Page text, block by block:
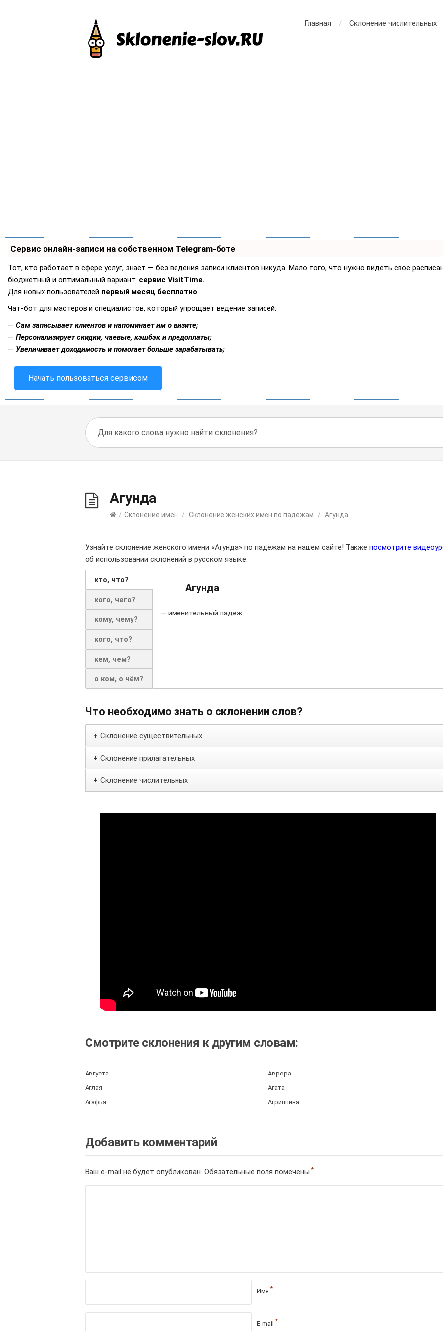
Главная Склонение числительных
Сервис онлайн-записи на собственном Telegram-боте
Тот, кто работает в сфере услуг, знает — без ведения записи клиентов никуда. Мало того, что нужно видеть свое
бюджетный и оптимальный вариант: сервис VisitTime.
Для новых пользователей первый месяц бесплатно.
Чат-бот для мастеров и специалистов, который упрощает ведение записей:
— Сам записывает клиентов и напоминает им о визите;
— Персонализирует скидки, чаевые, кэшбэк и предоплаты;
— Увеличивает доходимость и помогает больше зарабатывать;
Начать пользоваться сервисом
Агунда
/ Склонение имен / Склонение женских имен по падежам / Агунда
Узнайте склонение женского имени «Агунда» по падежам на нашем сайте! Также посмотрите
об использовании склонений в русском языке.
кто, что?
кого, чего?
кому, чему?
кого, что?
кем, чем?
о ком, о чём?
Агунда
— именительный падеж.
Что необходимо знать о склонении слов?
+ Склонение существительных
+ Склонение прилагательных
+ Склонение числительных
Смотрите склонения к другим словам:
Августа
Аврора
Аглая
Агата
Агафья
Агриппина
Добавить комментарий
Ваш e-mail не будет опубликован. Обязательные поля помечены *
Имя *
E-mail *